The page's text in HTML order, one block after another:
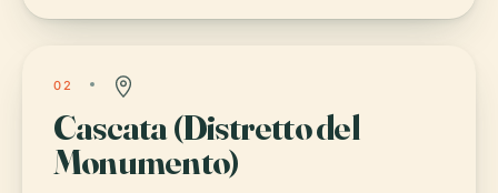
02
Cascata (Distretto del
Monumento)